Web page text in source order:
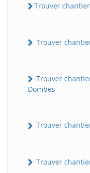
Trouver
Trouver
Trouver
Dombes
Trouver
Trouver